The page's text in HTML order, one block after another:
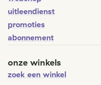
uitleendienst
promoties
abonnement
onze winkels
zoek een winkel